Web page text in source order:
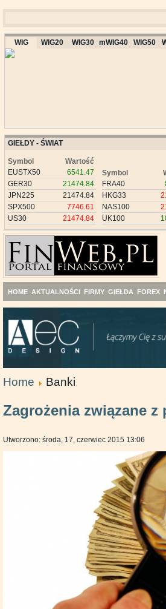
WIG WIG20 WIG30 mWIG40 WIG50
GIEŁDY - ŚWIAT
Symbol
Wartość
EUSTX50
6541.47
GER30
21474.84
JPN225
21474.84
SPX500
7746.61
US30
21474.84
Symbol
FRA40
HKG33
NAS100
UK100
HOME AKTUALNOŚCI FIRMY GIEŁDA FOREX
Home Banki
Zagrożenia związane
Utworzono: środa, 17, czerwiec 2015 13:06